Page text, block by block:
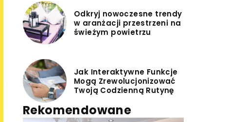
Odkryj nowoczesne trendy
w aranżacji przestrzeni na
świeżym powietrzu
Jak Interaktywne Funkcje
Mogą Zrewolucjonizować
Twoją Codzienną Rutynę
Rekomendowane